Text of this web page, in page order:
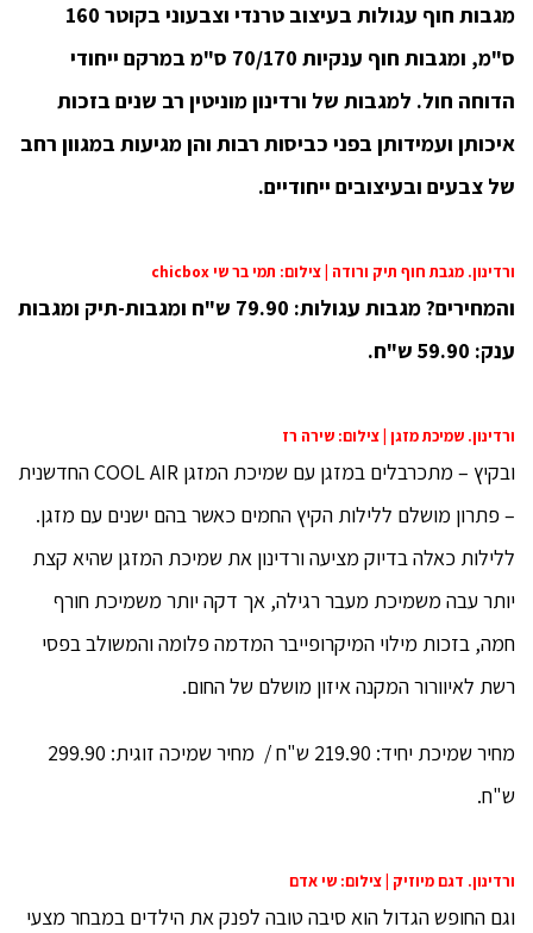
מגבות חוף עגולות בעיצוב טרנדי וצבעוני בקוטר 160
ס"מ, ומגבות חוף ענקיות 70/170 ס"מ במרקם ייחודי
הדוחה חול. למגבות של ורדינון מוניטין רב שנים בזכות
איכותן ועמידותן בפני כביסות רבות והן מגיעות במגוון רחב
של צבעים ובעיצובים ייחודיים.
ורדינון. מגבת חוף תיק ורודה | צילום: תמי בר שי chicbox
והמחירים? מגבות עגולות: 79.90 ש"ח ומגבות-תיק ומגבות
ענק: 59.90 ש"ח.
ורדינון. שמיכת מזגן | צילום: שירה רז
ובקיץ – מתכרבלים במזגן עם שמיכת המזגן COOL AIR החדשנית
– פתרון מושלם ללילות הקיץ החמים כאשר בהם ישנים עם מזגן.
ללילות כאלה בדיוק מציעה ורדינון את שמיכת המזגן שהיא קצת
יותר עבה משמיכת מעבר רגילה, אך דקה יותר משמיכת חורף
חמה, בזכות מילוי המיקרופייבר המדמה פלומה והמשולב בפסי
רשת לאיוורור המקנה איזון מושלם של החום.
מחיר שמיכת יחיד: 219.90 ש"ח / מחיר שמיכה זוגית: 299.90
ש"ח.
ורדינון. דגם מיוזיק | צילום: שי אדם
וגם החופש הגדול הוא סיבה טובה לפנק את הילדים במבחר מצעי